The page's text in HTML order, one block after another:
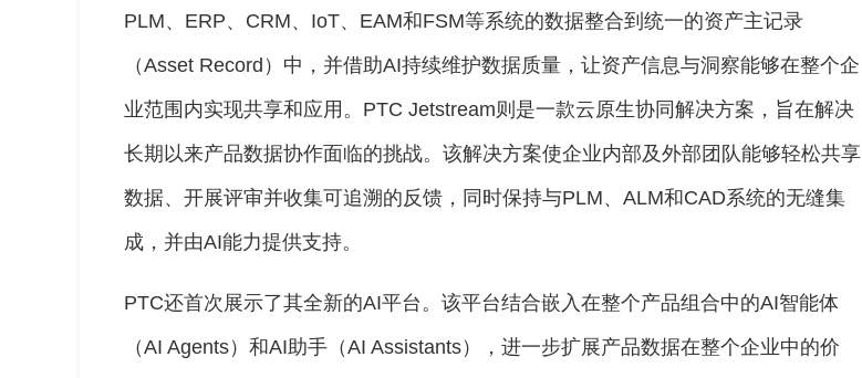
PLM、ERP、CRM、IoT、EAM和FSM等系统的数据整合到统一的资产主记录
（Asset Record）中，并借助AI持续维护数据质量，让资产信息与洞察能够在整个企
业范围内实现共享和应用。PTC Jetstream则是一款云原生协同解决方案，旨在解决
长期以来产品数据协作面临的挑战。该解决方案使企业内部及外部团队能够轻松共享
数据、开展评审并收集可追溯的反馈，同时保持与PLM、ALM和CAD系统的无缝集
成，并由AI能力提供支持。
PTC还首次展示了其全新的AI平台。该平台结合嵌入在整个产品组合中的AI智能体
（AI Agents）和AI助手（AI Assistants），进一步扩展产品数据在整个企业中的价